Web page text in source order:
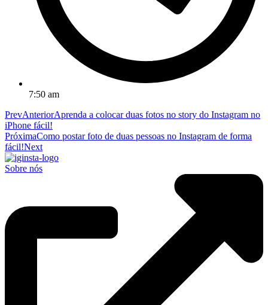
7:50 am
PrevAnteriorAprenda a colocar duas fotos no story do Instagram no
iPhone fácil!
PróximaComo postar foto de duas pessoas no Instagram de forma
fácil!Next
Sobre nós